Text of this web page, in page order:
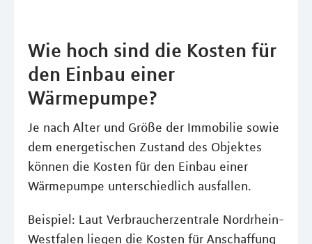
Wie hoch sind die Kosten für
den Einbau einer
Wärmepumpe?
Je nach Alter und Größe der Immobilie sowie
dem energetischen Zustand des Objektes
können die Kosten für den Einbau einer
Wärmepumpe unterschiedlich ausfallen.
Beispiel: Laut Verbraucherzentrale Nordrhein-
Westfalen liegen die Kosten für Anschaffung